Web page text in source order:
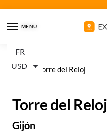
MENU
FR
USD
Home » Torre del Reloj
Torre del Reloj
Gijón